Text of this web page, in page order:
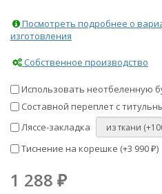
Посмотреть подробнее о
изготовления
Собственное производство
Использовать неотбеленную
Составной переплет с
Ляссе-закладка
Тиснение на корешке (+3 990 ₽)
1 288 ₽